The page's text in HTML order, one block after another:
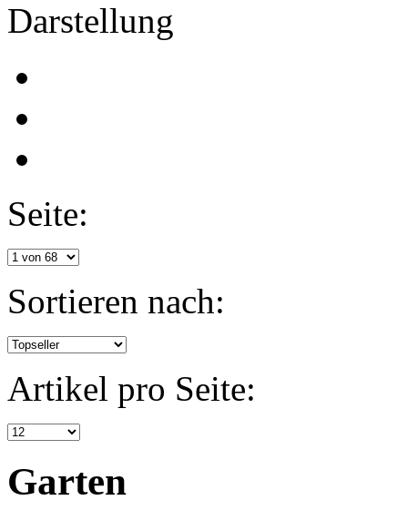
Darstellung
Seite:
Sortieren nach:
Artikel pro Seite:
Garten